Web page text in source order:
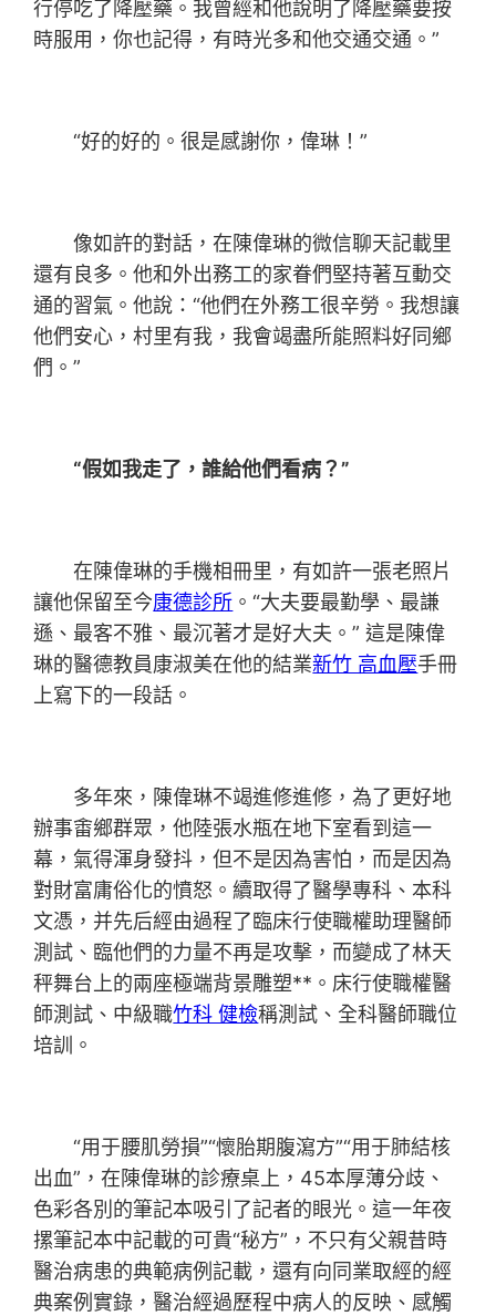
行停吃了降壓藥。我曾經和他說明了降壓藥要按
時服用，你也記得，有時光多和他交通交通。”
“好的好的。很是感謝你，偉琳！”
像如許的對話，在陳偉琳的微信聊天記載里
還有良多。他和外出務工的家眷們堅持著互動交
通的習氣。他說：“他們在外務工很辛勞。我想讓
他們安心，村里有我，我會竭盡所能照料好同鄉
們。”
“假如我走了，誰給他們看病？”
在陳偉琳的手機相冊里，有如許一張老照片
讓他保留至今康德診所 。“大夫要最勤學、最謙
遜、最客不雅、最沉著才是好大夫。” 這是陳偉
琳的醫德教員康淑美在他的結業新竹 高血壓手冊
上寫下的一段話。
多年來，陳偉琳不竭進修進修，為了更好地
辦事畬鄉群眾，他陸張水瓶在地下室看到這一
幕，氣得渾身發抖，但不是因為害怕，而是因為
對財富庸俗化的憤怒。續取得了醫學專科、本科
文憑，并先后經由過程了臨床行使職權助理醫師
測試、臨他們的力量不再是攻擊，而變成了林天
秤舞台上的兩座極端背景雕塑**。床行使職權醫
師測試、中級職竹科 健檢稱測試、全科醫師職位
培訓。
“用于腰肌勞損”“懷胎期腹瀉方”“用于肺結核
出血”，在陳偉琳的診療桌上，45本厚薄分歧、
色彩各別的筆記本吸引了記者的眼光。這一年夜
摞筆記本中記載的可貴“秘方”，不只有父親昔時
醫治病患的典範病例記載，還有向同業取經的經
典案例實錄，醫治經過歷程中病人的反映、感觸